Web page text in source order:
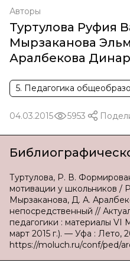
Авторы
Туртулова Руфия
Мырзаканова
Аралбекова
5. Педагогика
04.03.2015 5953
Туртулова, Р. В.
мотивации у школьников /
Мырзаканова, Д. А.
непосредственный //
педагогики : материалы VI
март 2015 г.). — Уфа : Лето,
https://moluch.ru/conf/ped/